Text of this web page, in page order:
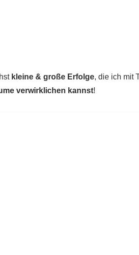
kleine & große Erfolge, die ich mit
verwirklichen kannst!